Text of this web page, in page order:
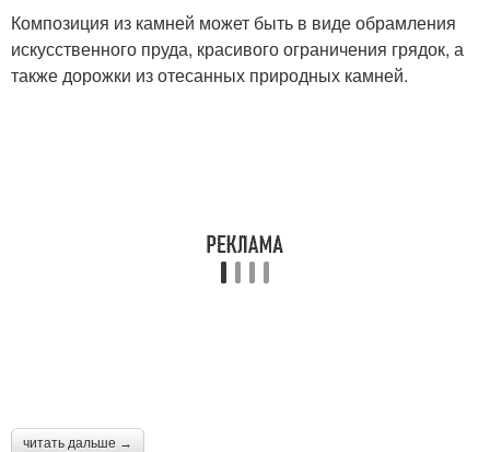
Композиция из камней может быть в виде обрамления
искусственного пруда, красивого ограничения грядок, а
также дорожки из отесанных природных камней.
читать дальше →